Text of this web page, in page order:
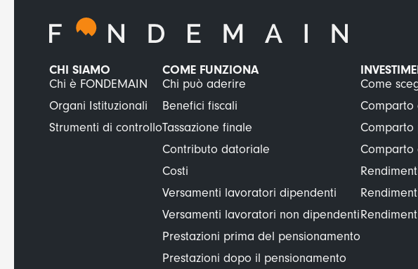
CHI SIAMO
Chi è FONDEMAIN
Organi Istituzionali
Strumenti di controllo
COME FUNZIONA
Chi può aderire
Benefici fiscali
Tassazione finale
Contributo datoriale
Costi
Versamenti lavoratori dipendenti
Versamenti lavoratori non dipendenti
Prestazioni prima del pensionamento
Prestazioni dopo il pensionamento
Come
Comparto
Comparto
Comparto